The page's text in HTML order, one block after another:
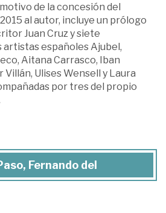
de la concesión del
al autor, incluye un prólogo
Juan Cruz y siete
artistas españoles Ajubel,
Aitana Carrasco, Iban
Ulises Wensell y Laura
por tres del propio
Fernando del